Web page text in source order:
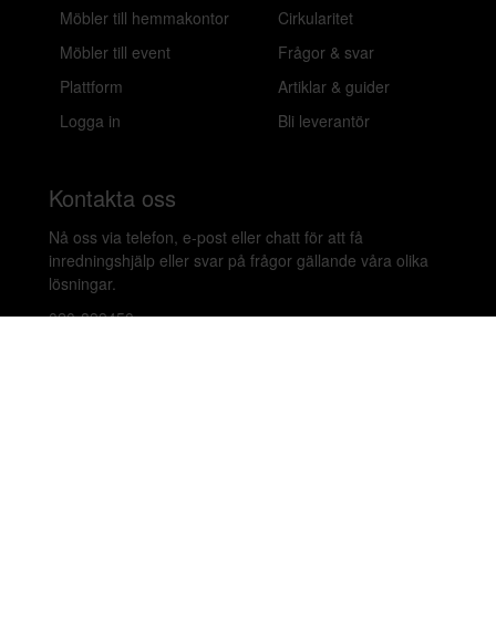
Möbler till hemmakontor
Möbler till event
Plattform
Logga in
Cirkularitet
Frågor & svar
Artiklar & guider
Bli leverantör
Kontakta oss
Nå oss via telefon, e-post eller chatt för att få
inredningshjälp eller svar på frågor gällande våra olika
lösningar.
020-899450